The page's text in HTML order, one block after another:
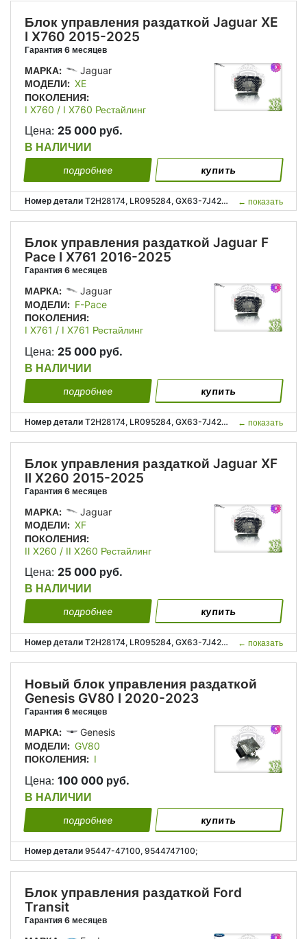
Блок управления раздаткой Jaguar XE
I X760 2015-2025
Гарантия 6 месяцев
МАРКА:
Jaguar
МОДЕЛИ: XE
ПОКОЛЕНИЯ:
I X760 / I X760 Рестайлинг
Цена: 25 000 руб.
В НАЛИЧИИ
подробнее купить
Номер детали T2H28174, LR095284, GX63-7J426-AD, GX637J426AD, Т2Н28174, GХ63-7J426-АD, GХ637J426АD; ← показать
Блок управления раздаткой Jaguar F
Pace I X761 2016-2025
Гарантия 6 месяцев
МАРКА:
Jaguar
МОДЕЛИ: F-Pace
ПОКОЛЕНИЯ:
I X761 / I X761 Рестайлинг
Цена: 25 000 руб.
В НАЛИЧИИ
подробнее купить
Номер детали T2H28174, LR095284, GX63-7J426-AD, GX637J426AD, Т2Н28174, GХ63-7J426-АD, GХ637J426АD; ← показать
Блок управления раздаткой Jaguar XF
II X260 2015-2025
Гарантия 6 месяцев
МАРКА:
Jaguar
МОДЕЛИ: XF
ПОКОЛЕНИЯ:
II X260 / II X260 Рестайлинг
Цена: 25 000 руб.
В НАЛИЧИИ
подробнее купить
Номер детали T2H28174, LR095284, GX63-7J426-AD, GX637J426AD, Т2Н28174, GХ63-7J426-АD, GХ637J426АD; ← показать
Новый блок управления раздаткой
Genesis GV80 I 2020-2023
Гарантия 6 месяцев
МАРКА:
Genesis
МОДЕЛИ: GV80
ПОКОЛЕНИЯ: I
Цена: 100 000 руб.
В НАЛИЧИИ
подробнее купить
Номер детали 95447-47100, 9544747100;
Блок управления раздаткой Ford
Transit
Гарантия 6 месяцев